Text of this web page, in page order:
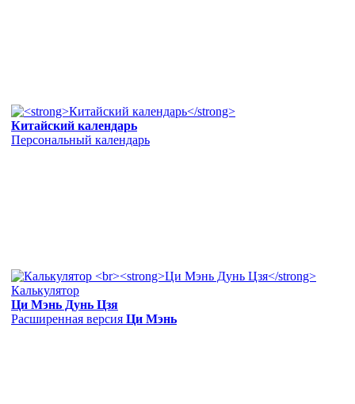
Китайский календарь
Персональный календарь
Калькулятор
Ци Мэнь Дунь Цзя
Расширенная версия Ци Мэнь